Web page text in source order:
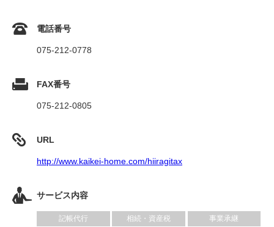
電話番号
075-212-0778
FAX番号
075-212-0805
URL
http://www.kaikei-home.com/hiiragitax
サービス内容
記帳代行 相続・資産税 事業承継